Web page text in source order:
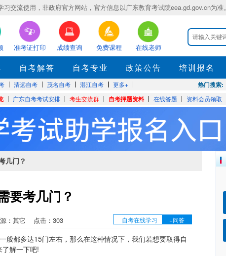
交流使用，非政府官方网站，官方信息以广东教育考试院eea.gd.gov.cn为准。
准考证打印 成绩查询 免费课程 在线老师
自考解答 自考专业 政策公告 培训报名
清远自考 茂名自考 湛江自考 更多+ 热门搜索:
广东自考考试安排 考生交流群 自考押题资料 在线答题 资料会员领取
几门？
要考几门？
：其它 点击： 303 自考在线学习 +问答
都多达15门左右，那么在这种情况下，我们若想要取得自
解一下吧!